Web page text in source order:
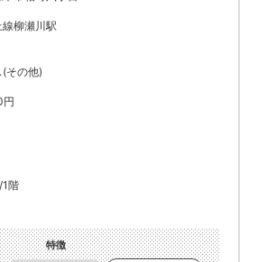
柳瀬川駅
その他)
階
特徴